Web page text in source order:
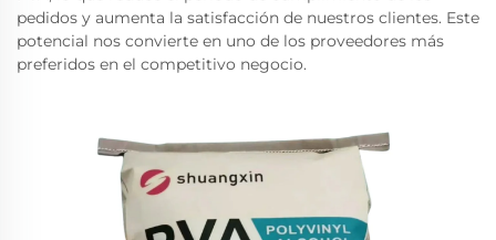
pedidos y aumenta la satisfacción de nuestros clientes. Este
potencial nos convierte en uno de los proveedores más
preferidos en el competitivo negocio.